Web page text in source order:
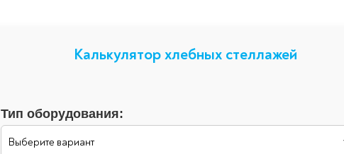
Калькулятор хлебных стеллажей
Тип оборудования: